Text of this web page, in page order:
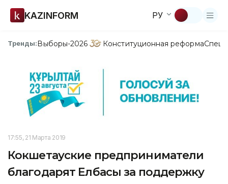
KAZINFORM РУ
Тренды:Выборы-2026 Конституционная реформа
17:55, 21 Марта 2019
Кокшетауские предприниматели
благодарят Елбасы за поддержку